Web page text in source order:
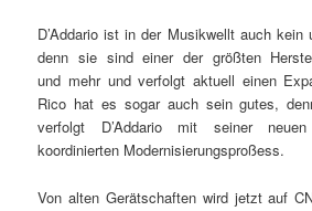
D’Addario ist in der Musikwellt auch kein
denn sie sind einer der größten
und mehr und verfolgt aktuell einen
Rico hat es sogar auch sein gutes,
verfolgt D’Addario mit seiner
koordinierten Modernisierungsproßess.
Von alten Gerätschaften wird jetzt auf